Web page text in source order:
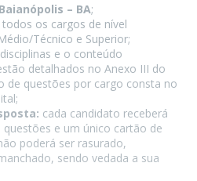
– BA;
todos os cargos de nível
Técnico e Superior;
e o conteúdo
detalhados no Anexo III do
de questões por cargo consta no
cada candidato receberá
questões e um único cartão de
poderá ser rasurado,
sendo vedada a sua